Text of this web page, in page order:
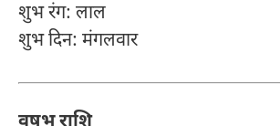
शुभ रंग: लाल
शुभ दिन: मंगलवार